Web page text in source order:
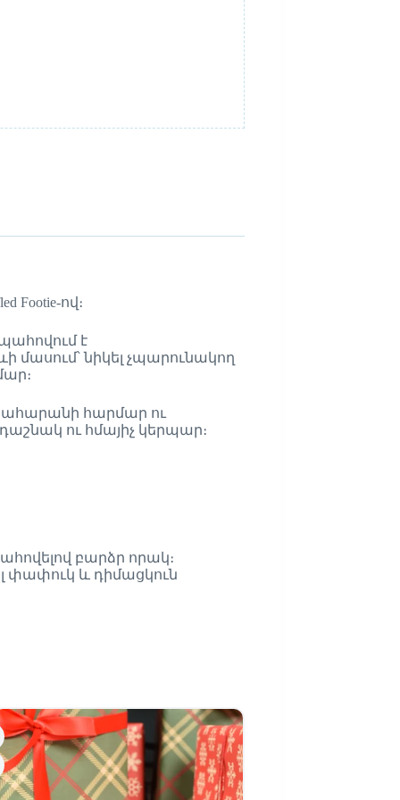
Footie-ով։
է
մասում՝ նիկել չպարունակող
հարմար ու
ու հմայիչ կերպար։
բարձր որակ։
փափուկ և դիմացկուն